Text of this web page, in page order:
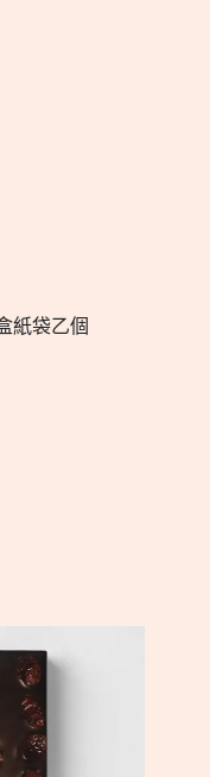
紙袋乙個